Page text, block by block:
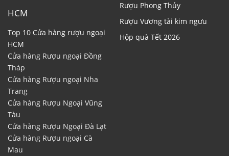
HCM
Top 10 Cửa hàng rượu ngoại
HCM
Cửa hàng Rượu ngoại Đồng
Tháp
Cửa hàng Rượu ngoại Nha
Trang
Cửa hàng Rượu Ngoại Vũng
Tàu
Cửa hàng Rượu Ngoại Đà Lạt
Cửa hàng Rượu ngoại Cà
Mau
Rượu Phong Thủy
Rượu Vương tài kim ngưu
Hộp quà Tết 2026